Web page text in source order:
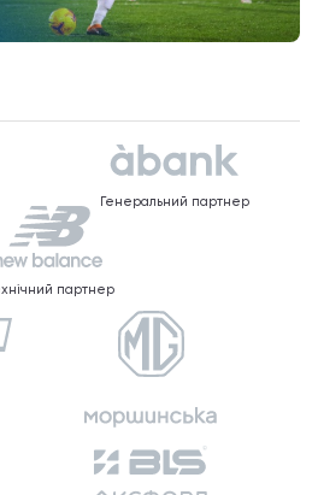
Генеральний партнер
партнер